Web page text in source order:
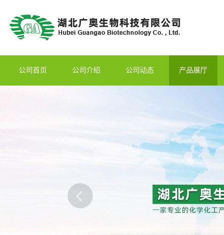
公司首页 公司介绍 公司动态 产品展厅